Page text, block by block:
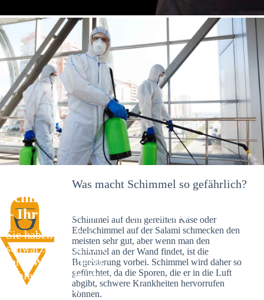
Schimmelexperte in Oberbaimbach
– Ihr Helfer an Ort und Stelle
Sie haben kürzlich
schwarze Flecken an
Ihrer Wand entdeckt?
Schlechte Nachrichten:
Sie haben einen
Was macht Schimmel so gefährlich?
Schimmel auf dem gereiften Käse oder
Edelschimmel auf der Salami schmecken den
meisten sehr gut, aber wenn man den
Schimmel an der Wand findet, ist die
Begeisterung vorbei. Schimmel wird daher so
gefürchtet, da die Sporen, die er in die Luft
abgibt, schwere Krankheiten hervorrufen
können.